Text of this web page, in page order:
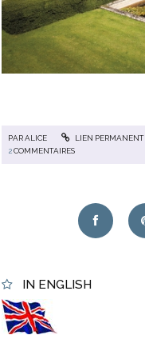
PARALICE LIEN PERMANENT
2COMMENTAIRES
IN ENGLISH